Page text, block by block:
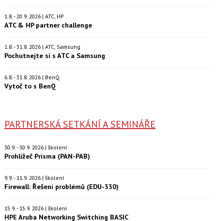
1.8. - 20.9. 2026 | ATC, HP
ATC & HP partner challenge
1.8. - 31.8. 2026 | ATC, Samsung
Pochutnejte si s ATC a Samsung
6.8. - 31.8. 2026 | BenQ
Vytoč to s BenQ
PARTNERSKÁ SETKÁNÍ A SEMINÁŘE
30.9. - 30.9. 2026 | školení
Prohlížeč Prisma (PAN-PAB)
9.9. - 11.9. 2026 | školení
Firewall: Řešení problémů (EDU-330)
15.9. - 15.9. 2026 | školení
HPE Aruba Networking Switching BASIC